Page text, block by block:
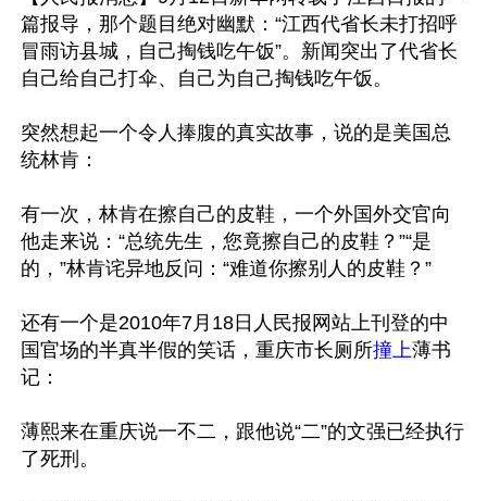
篇报导，那个题目绝对幽默：“江西代省长未打招呼
冒雨访县城，自己掏钱吃午饭”。新闻突出了代省长
自己给自己打伞、自己为自己掏钱吃午饭。
突然想起一个令人捧腹的真实故事，说的是美国总
统林肯：
有一次，林肯在擦自己的皮鞋，一个外国外交官向
他走来说：“总统先生，您竟擦自己的皮鞋？”“是
的，”林肯诧异地反问：“难道你擦别人的皮鞋？”
还有一个是2010年7月18日人民报网站上刊登的中
国官场的半真半假的笑话，重庆市长厕所撞上薄书
记：
薄熙来在重庆说一不二，跟他说“二”的文强已经执行
了死刑。